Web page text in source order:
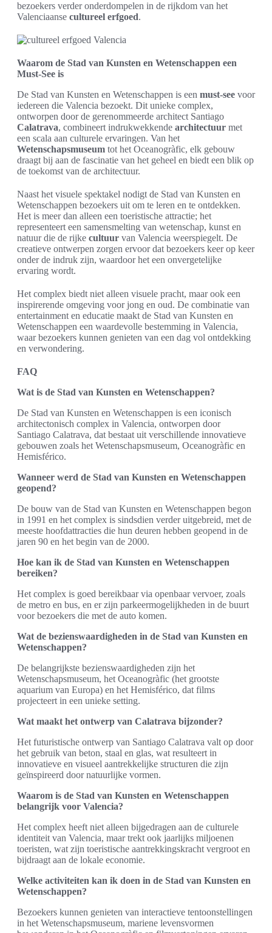
bezoekers verder onderdompelen in de rijkdom van het
Valenciaanse cultureel erfgoed.
Waarom de Stad van Kunsten en Wetenschappen een
Must-See is
De Stad van Kunsten en Wetenschappen is een must-see voor
iedereen die Valencia bezoekt. Dit unieke complex,
ontworpen door de gerenommeerde architect Santiago
Calatrava, combineert indrukwekkende architectuur met
een scala aan culturele ervaringen. Van het
Wetenschapsmuseum tot het Oceanogràfic, elk gebouw
draagt bij aan de fascinatie van het geheel en biedt een blik op
de toekomst van de architectuur.
Naast het visuele spektakel nodigt de Stad van Kunsten en
Wetenschappen bezoekers uit om te leren en te ontdekken.
Het is meer dan alleen een toeristische attractie; het
representeert een samensmelting van wetenschap, kunst en
natuur die de rijke cultuur van Valencia weerspiegelt. De
creatieve ontwerpen zorgen ervoor dat bezoekers keer op keer
onder de indruk zijn, waardoor het een onvergetelijke
ervaring wordt.
Het complex biedt niet alleen visuele pracht, maar ook een
inspirerende omgeving voor jong en oud. De combinatie van
entertainment en educatie maakt de Stad van Kunsten en
Wetenschappen een waardevolle bestemming in Valencia,
waar bezoekers kunnen genieten van een dag vol ontdekking
en verwondering.
FAQ
Wat is de Stad van Kunsten en Wetenschappen?
De Stad van Kunsten en Wetenschappen is een iconisch
architectonisch complex in Valencia, ontworpen door
Santiago Calatrava, dat bestaat uit verschillende innovatieve
gebouwen zoals het Wetenschapsmuseum, Oceanogràfic en
Hemisférico.
Wanneer werd de Stad van Kunsten en Wetenschappen
geopend?
De bouw van de Stad van Kunsten en Wetenschappen begon
in 1991 en het complex is sindsdien verder uitgebreid, met de
meeste hoofdattracties die hun deuren hebben geopend in de
jaren 90 en het begin van de 2000.
Hoe kan ik de Stad van Kunsten en Wetenschappen
bereiken?
Het complex is goed bereikbaar via openbaar vervoer, zoals
de metro en bus, en er zijn parkeermogelijkheden in de buurt
voor bezoekers die met de auto komen.
Wat de bezienswaardigheden in de Stad van Kunsten en
Wetenschappen?
De belangrijkste bezienswaardigheden zijn het
Wetenschapsmuseum, het Oceanogràfic (het grootste
aquarium van Europa) en het Hemisférico, dat films
projecteert in een unieke setting.
Wat maakt het ontwerp van Calatrava bijzonder?
Het futuristische ontwerp van Santiago Calatrava valt op door
het gebruik van beton, staal en glas, wat resulteert in
innovatieve en visueel aantrekkelijke structuren die zijn
geïnspireerd door natuurlijke vormen.
Waarom is de Stad van Kunsten en Wetenschappen
belangrijk voor Valencia?
Het complex heeft niet alleen bijgedragen aan de culturele
identiteit van Valencia, maar trekt ook jaarlijks miljoenen
toeristen, wat zijn toeristische aantrekkingskracht vergroot en
bijdraagt aan de lokale economie.
Welke activiteiten kan ik doen in de Stad van Kunsten en
Wetenschappen?
Bezoekers kunnen genieten van interactieve tentoonstellingen
in het Wetenschapsmuseum, mariene levensvormen